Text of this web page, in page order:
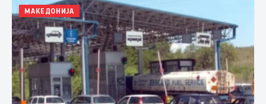
МАКЕДОНИЈА